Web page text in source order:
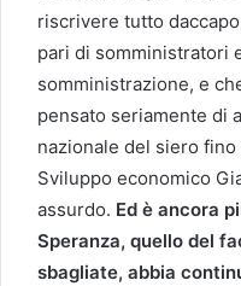
riscrivere tutto
pari di somministratori
somministrazione, e
pensato seriamente di
nazionale del siero
Sviluppo economico
assurdo. Ed è ancora
Speranza, quello del
sbagliate, abbia